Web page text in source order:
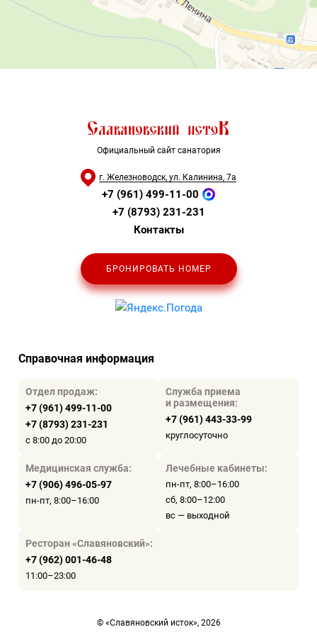
Официальный сайт санатория
г. Железноводск, ул. Калинина, 7а
+7 (961) 499-11-00
+7 (8793) 231-231
Контакты
БРОНИРОВАТЬ НОМЕР
Справочная информация
Отдел продаж:
+7 (961) 499-11-00
+7 (8793) 231-231
с 8:00 до 20:00
Служба приема
и размещения:
+7 (961) 443-33-99
круглосуточно
Медицинская служба:
+7 (906) 496-05-97
пн-пт, 8:00–16:00
Лечебные кабинеты:
пн-пт, 8:00–16:00
сб, 8:00–12:00
вс — выходной
Ресторан «Славяновский»:
+7 (962) 001-46-48
11:00–23:00
© «Славяновский исток», 2026